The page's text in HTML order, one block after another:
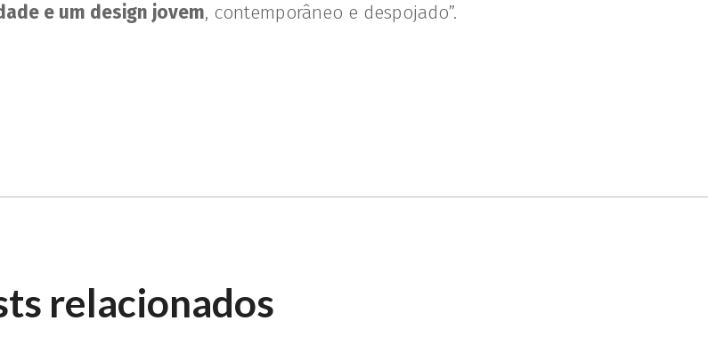
e um design jovem, contemporâneo e despojado”.
relacionados